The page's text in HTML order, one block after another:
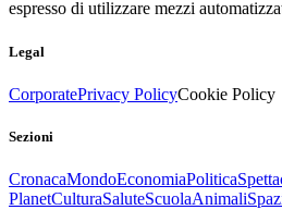
espresso di utilizzare mezzi
Legal
CorporatePrivacy PolicyCookie Policy
Sezioni
CronacaMondoEconomiaPolitica
PlanetCulturaSaluteScuolaAnimali